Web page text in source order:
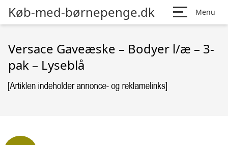
Køb-med-børnepenge.dk Menu
Versace Gaveæske – Bodyer l/æ – 3-
pak – Lyseblå